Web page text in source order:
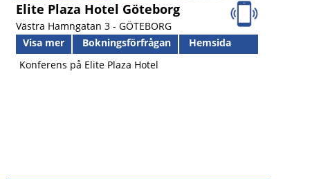
Elite Plaza Hotel Göteborg
Västra Hamngatan 3 - GÖTEBORG
Visa mer
Bokningsförfrågan
Hemsida
Konferens på Elite Plaza Hotel